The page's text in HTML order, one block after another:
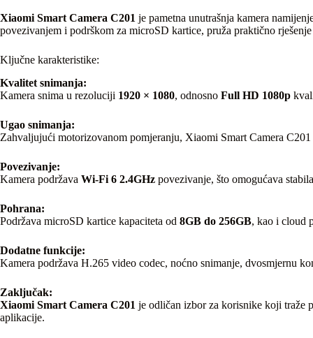
Xiaomi Smart Camera C201 je pametna unutrašnja kamera
povezivanjem i podrškom za microSD kartice, pruža praktično
Ključne karakteristike:
Kvalitet snimanja:
Kamera snima u rezoluciji 1920 × 1080, odnosno Full HD 1080p
Ugao snimanja:
Zahvaljujući motorizovanom pomjeranju, Xiaomi Smart Camera
Povezivanje:
Kamera podržava Wi-Fi 6 2.4GHz povezivanje, što omogućava
Pohrana:
Podržava microSD kartice kapaciteta od 8GB do 256GB, kao i cloud
Dodatne funkcije:
Kamera podržava H.265 video codec, noćno snimanje, dvosmjernu
Zaključak:
Xiaomi Smart Camera C201 je odličan izbor za korisnike koji traže
aplikacije.